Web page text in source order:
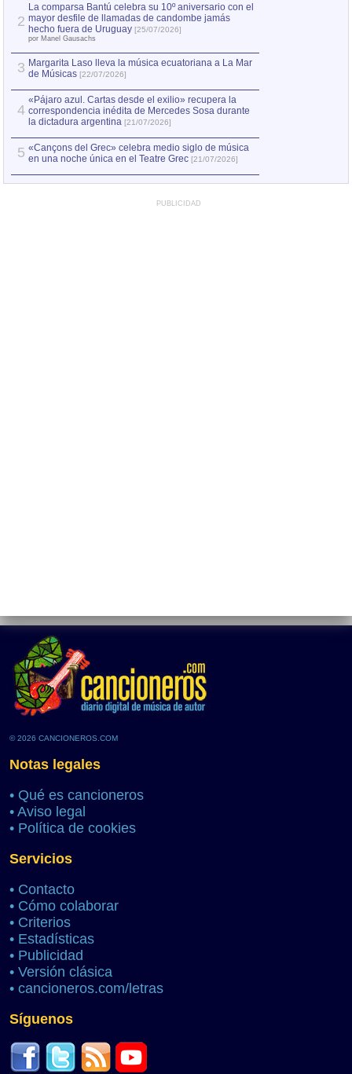
2
La comparsa Bantú celebra su 10º aniversario con el
mayor desfile de llamadas de candombe jamás
hecho fuera de Uruguay [25/07/2026]
por Manel Gausachs
3 Margarita Laso lleva la música ecuatoriana a La Mar
de Músicas [22/07/2026]
4
«Pájaro azul. Cartas desde el exilio» recupera la
correspondencia inédita de Mercedes Sosa durante
la dictadura argentina [21/07/2026]
5 «Cançons del Grec» celebra medio siglo de música
en una noche única en el Teatre Grec [21/07/2026]
PUBLICIDAD
© 2026 CANCIONEROS.COM
Notas legales
• Qué es cancioneros
• Aviso legal
• Política de cookies
Servicios
• Contacto
• Cómo colaborar
• Criterios
• Estadísticas
• Publicidad
• Versión clásica
• cancioneros.com/letras
Síguenos